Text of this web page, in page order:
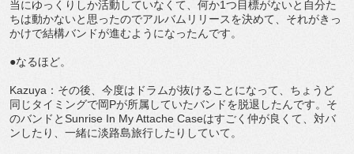
当にゆっくりしか活動していなくて、何か1つ目標がないと自分た
ちは動かないと思ったのでアルバムリリースを決めて、それがきっ
かけで結構バンドが進むようになったんです。
●なるほど。
Kazuya：その後、今度はドラムが抜けることになって、ちょうど
同じタイミングで岡Pが所属していたバンドを脱退したんです。そ
のバンドとSunrise In My Attache Caseはすごく仲が良くて、対バ
ンしたり、一緒に淡路島旅行したりしていて。